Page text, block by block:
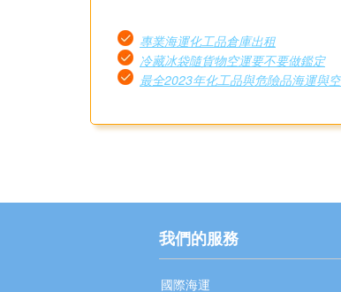
專業海運化工品倉庫出租
冷藏冰袋隨貨物空運要不要做鑑定
最全2023年化工品與危險品海運與
我們的服務
國際海運